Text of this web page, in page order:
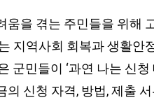
움을 겪는 주민들을 위해
지역사회 회복과 생활안
군민들이 ‘과연 나는 신
의 신청 자격, 방법, 제출